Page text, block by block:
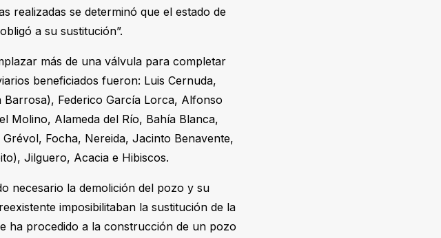
realizadas se determinó que el estado de
a su sustitución”.
más de una válvula para completar
beneficiados fueron: Luis Cernuda,
Federico García Lorca, Alfonso
Molino, Alameda del Río, Bahía Blanca,
Focha, Nereida, Jacinto Benavente,
Jilguero, Acacia e Hibiscos.
necesario la demolición del pozo y su
imposibilitaban la sustitución de la
ha procedido a la construcción de un pozo